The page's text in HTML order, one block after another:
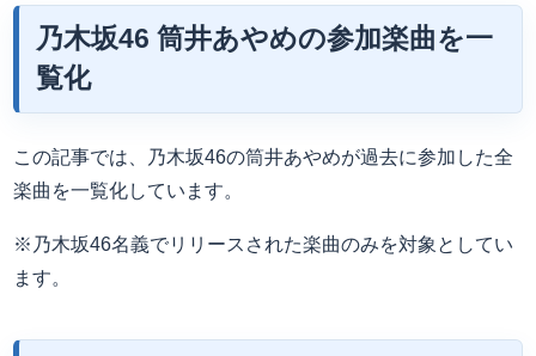
乃木坂46 筒井あやめの参加楽曲を一
覧化
この記事では、乃木坂46の筒井あやめが過去に参加した全
楽曲を一覧化しています。
※乃木坂46名義でリリースされた楽曲のみを対象としてい
ます。